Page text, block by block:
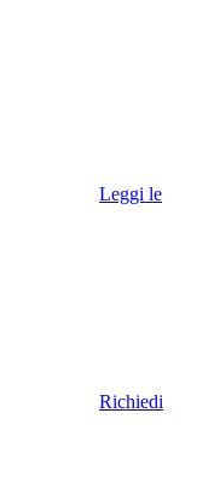
Leggi le
Richiedi